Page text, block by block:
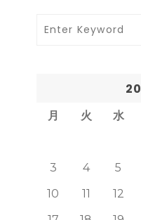
月 火 水
3
4 5
10
11 12